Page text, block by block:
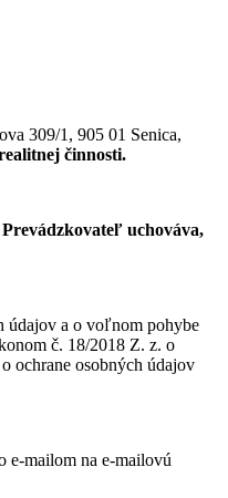
309/1, 905 01 Senica,
činnosti.
uchováva,
údajov a o voľnom pohybe
č. 18/2018 Z. z. o
ochrane osobných údajov
e-mailom na e-mailovú